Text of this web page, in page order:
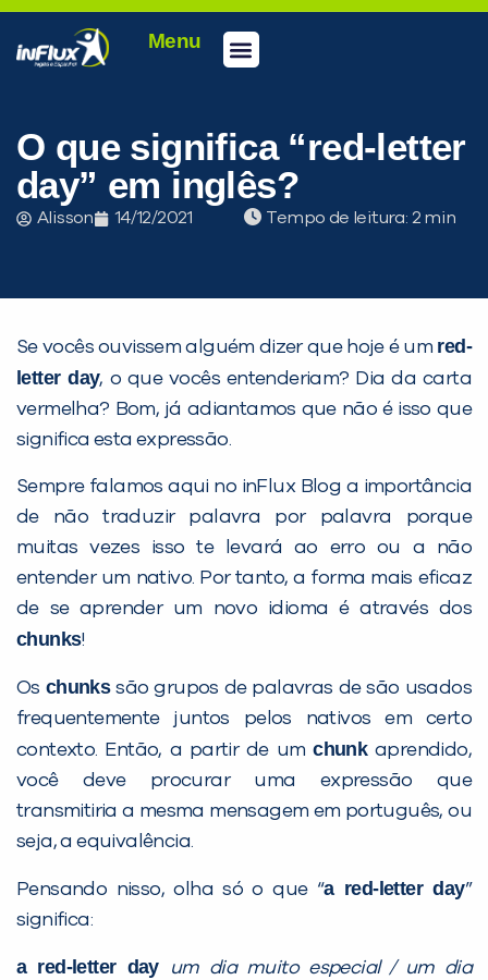
Menu
O que significa “red-letter
day” em inglês?
Alisson 14/12/2021 Tempo de leitura:
Se vocês ouvissem alguém dizer que hoje é um red-
letter day, o que vocês entenderiam? Dia da carta
vermelha? Bom, já adiantamos que não é isso que
significa esta expressão.
Sempre falamos aqui no inFlux Blog a importância
de não traduzir palavra por palavra porque
muitas vezes isso te levará ao erro ou a não
entender um nativo. Por tanto, a forma mais eficaz
de se aprender um novo idioma é através dos
chunks!
Os chunkssão grupos de palavras de são usados
frequentemente juntos pelos nativos em certo
contexto. Então, a partir de umchunkaprendido,
você deve procurar uma expressão que
transmitiria a mesma mensagem em português, ou
seja, a equivalência.
Pensando nisso, olha só o que “a red-letter day”
significa:
a red-letter day
um dia muito especial / um dia